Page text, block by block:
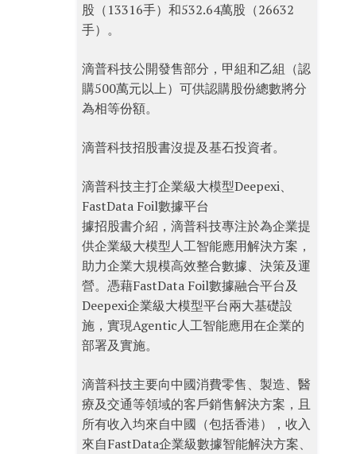
股（13316手）和532.64萬股（26632
手）。
滴普科技公開發售部分，甲組和乙組（認
購500萬元以上）可供認購股份總數將分
為相等份額。
滴普科技招股書沒提及基石投資者。
滴普科技主打企業級大模型Deepexi、
FastData Foil數據平台
據招股書介紹，滴普科技專注於為企業提
供企業級大模型人工智能應用解決方案，
助力企業大規模高效整合數據、決策及運
營。憑藉FastData Foil數據融合平台及
Deepexi企業級大模型平台兩大基礎設
施，實現Agentic人工智能應用在企業的
部署及實施。
滴普科技主要向中國消費零售、製造、醫
療及交通等領域的客戶銷售解決方案，且
所有收入均來自中國（包括香港），收入
來自FastData企業級數據智能解決方案、